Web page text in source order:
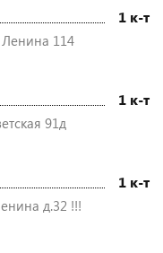
1 к-т
Ленина 114
1 к-т
91д
1 к-т
д.32 !!!